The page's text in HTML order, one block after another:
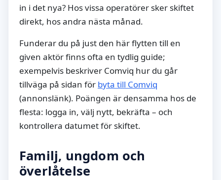
in i det nya? Hos vissa operatörer sker skiftet
direkt, hos andra nästa månad.
Funderar du på just den här flytten till en
given aktör finns ofta en tydlig guide;
exempelvis beskriver Comviq hur du går
tillväga på sidan för byta till Comviq
(annonslänk). Poängen är densamma hos de
flesta: logga in, välj nytt, bekräfta – och
kontrollera datumet för skiftet.
Familj, ungdom och
överlåtelse